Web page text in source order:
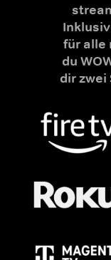
für alle
du
dir